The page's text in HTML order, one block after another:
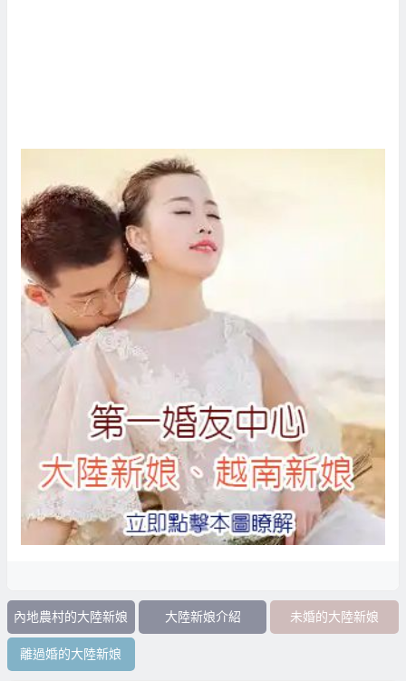
內地農村的大陸新娘 大陸新娘介紹 未婚的大陸新娘
離過婚的大陸新娘